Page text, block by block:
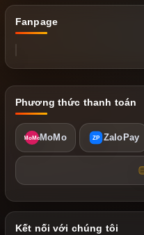
Fanpage
Phương thức thanh toán
MoMo MoMo ZP ZaloPay
Kết nối với chúng tôi